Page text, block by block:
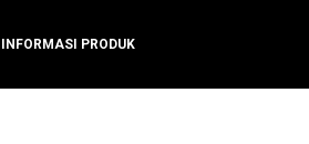
INFORMASI PRODUK